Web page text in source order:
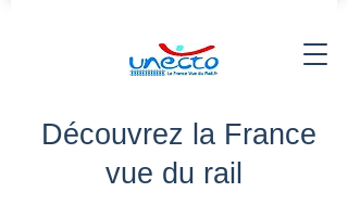
Découvrez la France
vue du rail